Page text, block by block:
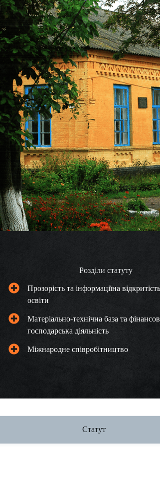
Розділи статуту
Прозорість та інформаціїна
освіти
Матеріально-технічна база та
господарська діяльність
Міжнародне співробітництво
Статут